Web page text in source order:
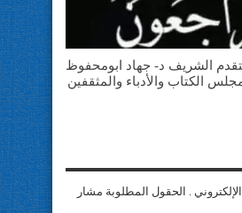
الشريف د- جهاد ابومحفوظ
الكتاب والأدباء والمثقفين
. الحقول المطلوبة مشار